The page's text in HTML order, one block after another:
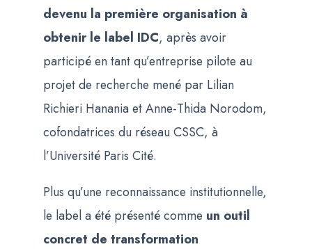
devenu la première organisation à
obtenir le label IDC, après avoir
participé en tant qu’entreprise pilote au
projet de recherche mené par Lilian
Richieri Hanania et Anne-Thida Norodom,
cofondatrices du réseau CSSC, à
l’Université Paris Cité.
Plus qu’une reconnaissance institutionnelle,
le label a été présenté comme un outil
concret de transformation